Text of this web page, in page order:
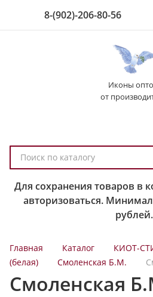
8-(902)-206-80-56
Иконы
от
о
к
а
т
Для сохранения товаров в
авторизоваться.
рублей.
Главная Каталог КИОТ-
(белая)
Смоленская Б.М.
Смоленская